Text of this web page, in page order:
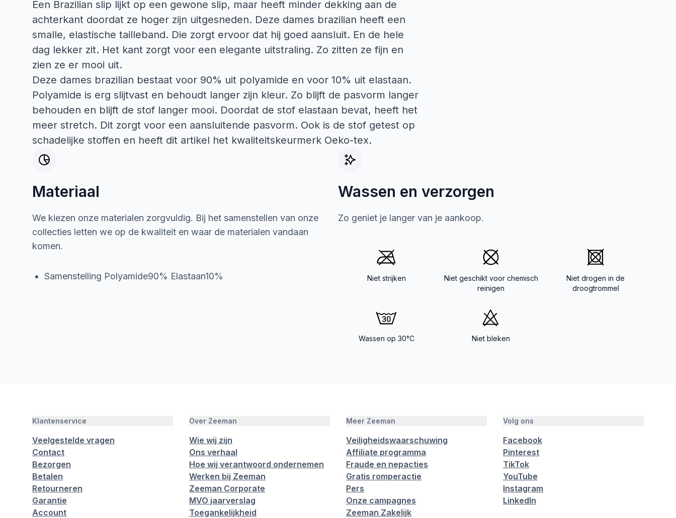
Een Brazilian slip lijkt op een gewone slip, maar heeft minder dekking aan de
achterkant doordat ze hoger zijn uitgesneden. Deze dames brazilian heeft een
smalle, elastische tailleband. Die zorgt ervoor dat hij goed aansluit. En de hele
dag lekker zit. Het kant zorgt voor een elegante uitstraling. Zo zitten ze fijn en
zien ze er mooi uit.
Deze dames brazilian bestaat voor 90% uit polyamide en voor 10% uit elastaan.
Polyamide is erg slijtvast en behoudt langer zijn kleur. Zo blijft de pasvorm langer
behouden en blijft de stof langer mooi. Doordat de stof elastaan bevat, heeft het
meer stretch. Dit zorgt voor een aansluitende pasvorm. Ook is de stof getest op
schadelijke stoffen en heeft dit artikel het kwaliteitskeurmerk Oeko-tex.
Materiaal
We kiezen onze materialen zorgvuldig. Bij het samenstellen van onze
collecties letten we op de kwaliteit en waar de materialen vandaan
komen.
Samenstelling Polyamide90% Elastaan10%
Wassen en verzorgen
Zo geniet je langer van je aankoop.
Niet strijken
Niet geschikt voor chemisch
reinigen
Niet drogen in de
droogtrommel
Wassen op 30°C Niet bleken
Klantenservice
Veelgestelde vragen
Contact
Bezorgen
Betalen
Retourneren
Garantie
Account
Over Zeeman
Wie wij zijn
Ons verhaal
Hoe wij verantwoord ondernemen
Werken bij Zeeman
Zeeman Corporate
MVO jaarverslag
Toegankelijkheid
Meer Zeeman
Veiligheidswaarschuwing
Affiliate programma
Fraude en nepacties
Gratis romperactie
Pers
Onze campagnes
Zeeman Zakelijk
Volg ons
Facebook
Pinterest
TikTok
YouTube
Instagram
LinkedIn